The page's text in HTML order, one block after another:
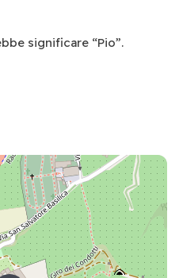
significare “Pio”.